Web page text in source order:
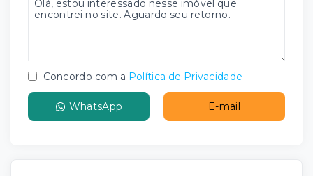
Concordo com a Política de Privacidade
WhatsApp E-mail